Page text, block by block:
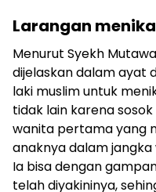
Larangan
Menurut Syekh
dijelaskan dalam ayat
laki muslim untuk
tidak lain karena
wanita pertama yang
anaknya dalam
Ia bisa dengan
telah diyakininya,